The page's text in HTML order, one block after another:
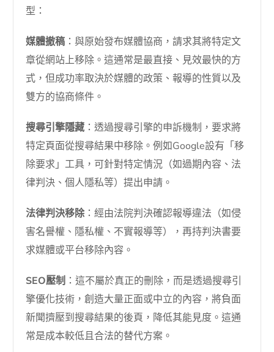
型：
媒體撤稿 ：與原始發布媒體協商，請求其將特定文
章從網站上移除。這通常是最直接、見效最快的方
式，但成功率取決於媒體的政策、報導的性質以及
雙方的協商條件。
搜尋引擎隱藏 ：透過搜尋引擎的申訴機制，要求將
特定頁面從搜尋結果中移除。例如Google設有「移
除要求」工具，可針對特定情況（如過期內容、法
律判決、個人隱私等）提出申請。
法律判決移除：經由法院判決確認報導違法（如侵
害名譽權、隱私權、不實報導等），再持判決書要
求媒體或平台移除內容。
SEO壓制 ：這不屬於真正的刪除，而是透過搜尋引
擎優化技術，創造大量正面或中立的內容，將負面
新聞擠壓到搜尋結果的後頁，降低其能見度。這通
常是成本較低且合法的替代方案。